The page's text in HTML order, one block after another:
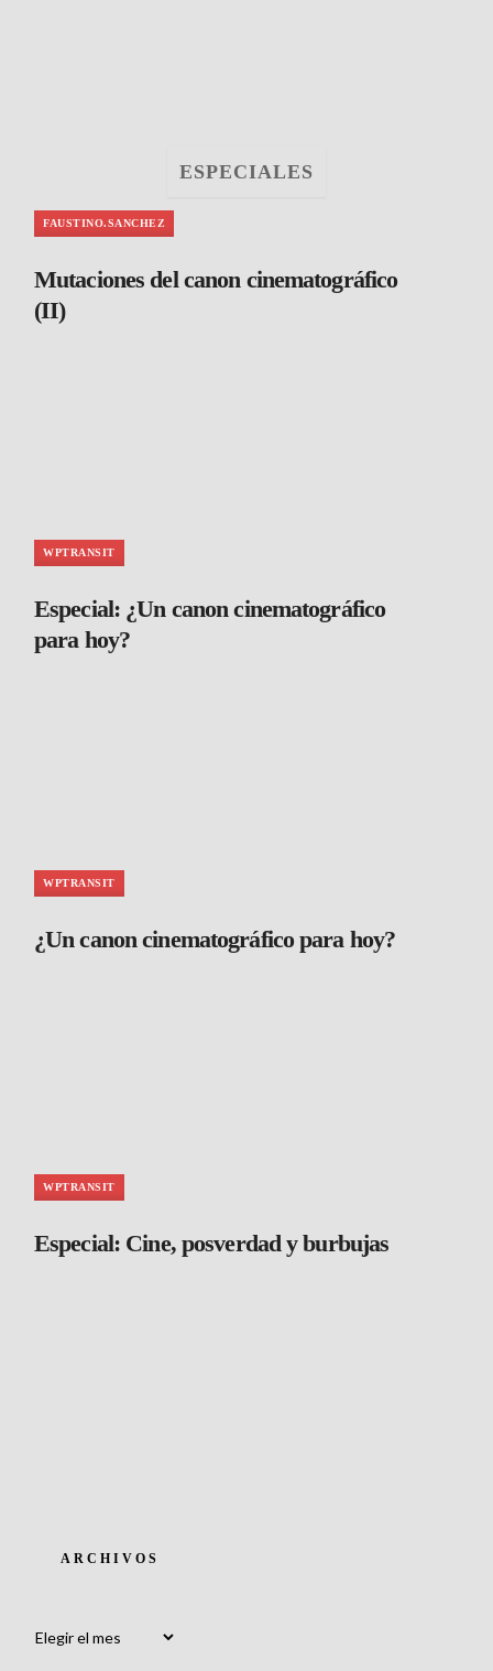
ESPECIALES
FAUSTINO.SANCHEZ
Mutaciones del canon cinematográfico
(II)
WPTRANSIT
Especial: ¿Un canon cinematográfico
para hoy?
WPTRANSIT
¿Un canon cinematográfico para hoy?
WPTRANSIT
Especial: Cine, posverdad y burbujas
ARCHIVOS